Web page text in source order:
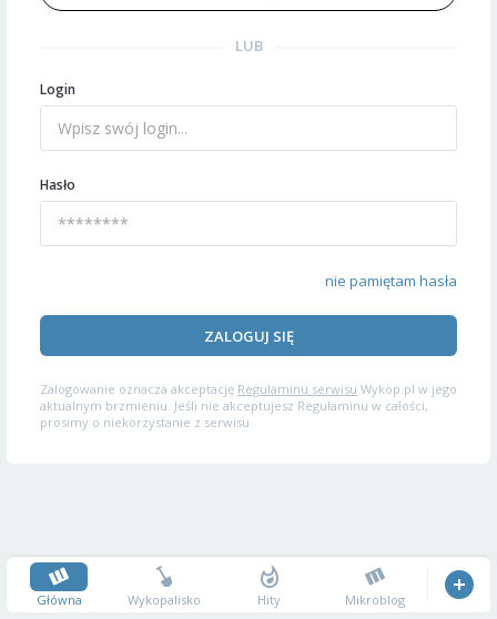
LUB
Login
Hasło
nie pamiętam hasła
ZALOGUJ SIĘ
Zalogowanie oznacza akceptację Regulaminu serwisu Wykop.pl w jego
aktualnym brzmieniu. Jeśli nie akceptujesz Regulaminu w całości,
prosimy o niekorzystanie z serwisu.
Główna Wykopalisko Hity Mikroblog